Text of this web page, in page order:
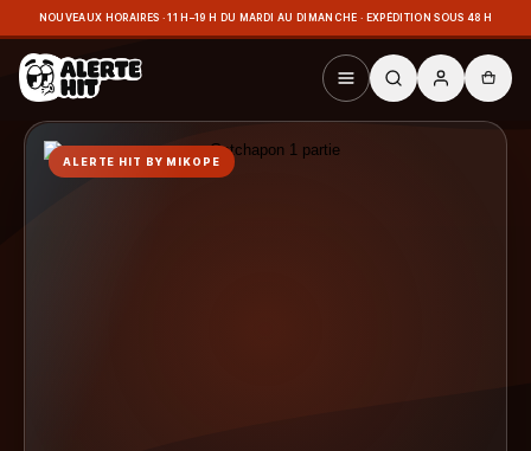
NOUVEAUX HORAIRES · 11 H–19 H DU MARDI AU DIMANCHE · EXPÉDITION SOUS 48 H
ALERTE HIT BY MIKOPE